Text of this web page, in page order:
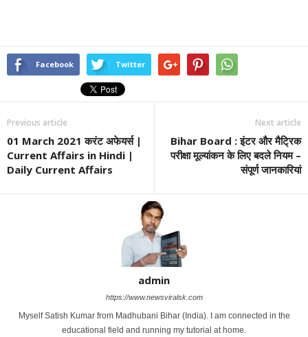
Facebook Twitter
Previous article
01 March 2021 करंट अफेयर्स |
Current Affairs in Hindi |
Daily Current Affairs
Next article
Bihar Board : इंटर और मैट्रिक
परीक्षा मूल्यांकन के लिए बदले नियम –
संपूर्ण जानकारियां
admin
https://www.newsviralsk.com
Myself Satish Kumar from Madhubani Bihar (India). I am connected in the
educational field and running my tutorial at home.